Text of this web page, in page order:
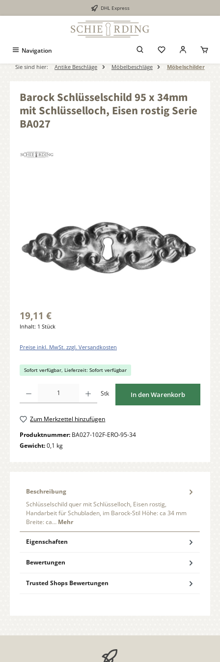
DHL Express
Navigation
Sie sind hier: Antike Beschläge Möbelbeschläge Möbelschilder
Barock Schlüsselschild 95 x 34mm
mit Schlüsselloch, Eisen rostig Serie
BA027
19,11 €
Inhalt: 1 Stück
Preise inkl. MwSt. zzgl. Versandkosten
Sofort verfügbar, Lieferzeit: Sofort verfügbar
Stk In den Warenkorb
Zum Merkzettel hinzufügen
Produktnummer: BA027-102F-ERO-95-34
Gewicht:0,1 kg
Beschreibung
Schlüsselschild quer mit Schlüsselloch, Eisen rostig,
Handarbeit für Schubladen, im Barock-Stil Höhe: ca 34 mm
Breite: ca… Mehr
Eigenschaften
Bewertungen
Trusted Shops Bewertungen